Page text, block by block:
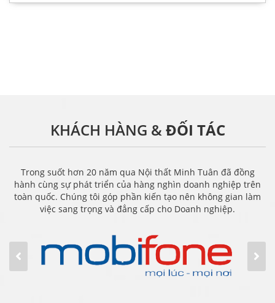
KHÁCH HÀNG &ĐỐI TÁC
Trong suốt hơn 20 năm qua Nội thất Minh Tuân đã đồng
hành cùng sự phát triển của hàng nghìn doanh nghiệp trên
toàn quốc. Chúng tôi góp phần kiến tạo nên không gian làm
việc sang trọng và đẳng cấp cho Doanh nghiệp.